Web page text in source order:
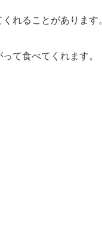
れることがあります。
て食べてくれます。